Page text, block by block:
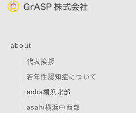
about
代表挨拶
若年性認知症について
aoba横浜北部
asahi横浜中西部